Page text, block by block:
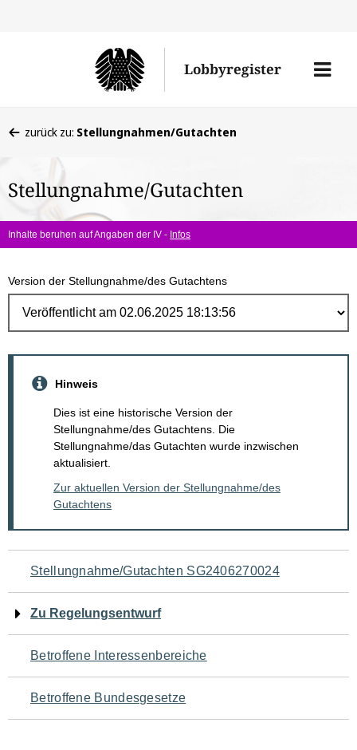
Lobbyregister
Menü
befinden
hier:
zurück zu: Stellungnahmen/Gutachten
Stellungnahme/Gutachten
Inhalte beruhen auf Angaben der IV - Infos
Version der Stellungnahme/des Gutachtens
Hinweis
Dies ist eine historische Version der
Stellungnahme/des Gutachtens. Die
Stellungnahme/das Gutachten wurde inzwischen
aktualisiert.
Zur aktuellen Version der Stellungnahme/des
Gutachtens
Navigation
für
den
Seiteninhalt
Stellungnahme/Gutachten SG2406270024
Zu Regelungsentwurf
Betroffene Interessenbereiche
Betroffene Bundesgesetze